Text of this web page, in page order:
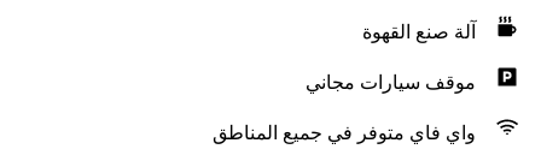
آلة صنع القهوة
موقف سيارات مجاني
واي فاي متوفر في جميع المناطق